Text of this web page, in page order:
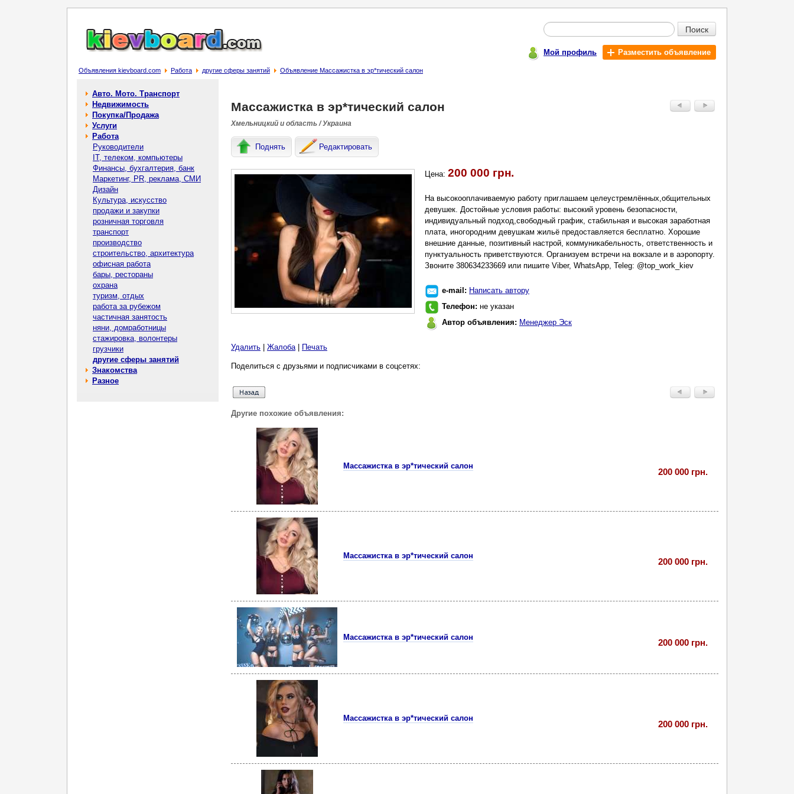
Поиск
Мой профиль Разместить объявление
Объявления kievboard.com Работа другие сферы занятий Объявление Массажистка в эр*тический салон
Авто. Мото. Транспорт
Недвижимость
Покупка/Продажа
Услуги
Работа
Руководители
IT, телеком, компьютеры
Финансы, бухгалтерия, банк
Маркетинг, PR, реклама, СМИ
Дизайн
Культура, искусство
продажи и закупки
розничная торговля
транспорт
производство
строительство, архитектура
офисная работа
бары, рестораны
охрана
туризм, отдых
работа за рубежом
частичная занятость
няни, домработницы
стажировка, волонтеры
грузчики
другие сферы занятий
Знакомства
Разное
Массажистка в эр*тический салон
Хмельницкий и область / Украина
Поднять Редактировать
Цена: 200 000 грн.
На высокооплачиваемую работу приглашаем целеустремлённых,общительных
девушек. Достойные условия работы: высокий уровень безопасности,
индивидуальный подход,свободный график, стабильная и высокая заработная
плата, иногородним девушкам жильё предоставляется бесплатно. Хорошие
внешние данные, позитивный настрой, коммуникабельность, ответственность и
пунктуальность приветствуются. Организуем встречи на вокзале и в аэропорту.
Звоните 380634233669 или пишите Viber, WhatsApp, Teleg: @top_work_kiev
e-mail: Написать автору
Телефон: не указан
Автор объявления: Менеджер Эск
Удалить Жалоба| Печать
Поделиться с друзьями и подписчиками в соцсетях:
Другие похожие объявления:
Массажистка в эр*тический салон
200 000 грн.
Массажистка в эр*тический салон
200 000 грн.
Массажистка в эр*тический салон
200 000 грн.
Массажистка в эр*тический салон
200 000 грн.